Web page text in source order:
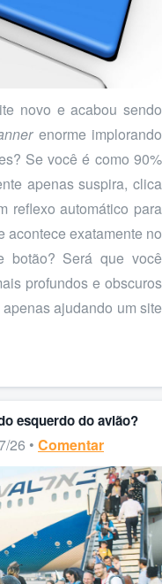
novo e acabou sendo
enorme implorando
Se você é como 90%
apenas suspira, clica
reflexo automático para
acontece exatamente no
botão? Será que você
profundos e obscuros
ajudando um site
esquerdo do avião?
26 • Comentar